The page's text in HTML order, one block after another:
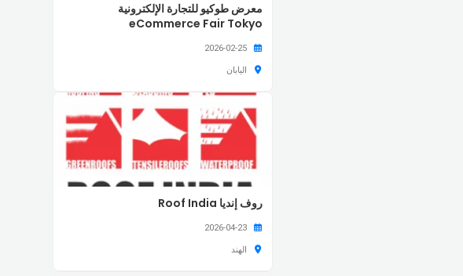
معرض طوكيو للتجارة الإلكترونية
eCommerce Fair Tokyo
اليابان
روف إنديا Roof India
الهند